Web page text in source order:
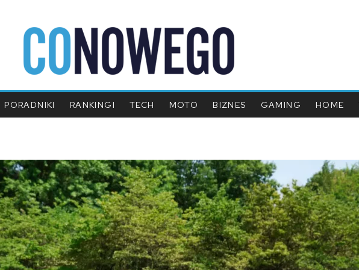
PORADNIKI RANKINGI TECH MOTO BIZNES GAMING HOME